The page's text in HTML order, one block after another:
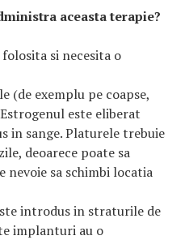
aceasta terapie?
si necesita o
(de exemplu pe coapse,
este eliberat
in sange. Platurele trebuie
deoarece poate sa
nevoie sa schimbi locatia
introdus in straturile de
implanturi au o